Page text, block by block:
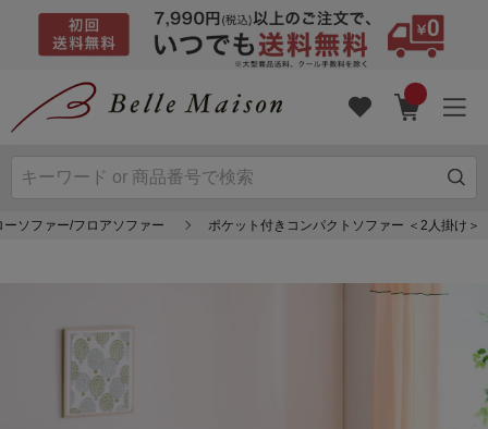
ーソファー/フロアソファー ポケット付きコンパクトソファー ＜2人掛け＞